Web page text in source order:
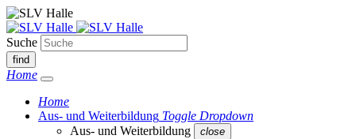
Suche
find
Home
Home
Aus- und Weiterbildung Toggle Dropdown
Aus- und Weiterbildung
close